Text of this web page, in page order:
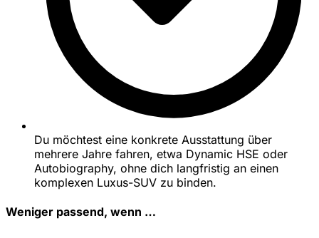
Du möchtest eine konkrete Ausstattung über
mehrere Jahre fahren, etwa Dynamic HSE oder
Autobiography, ohne dich langfristig an einen
komplexen Luxus-SUV zu binden.
Weniger passend, wenn …